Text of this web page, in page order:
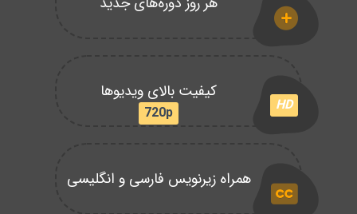
HD
کیفیت بالای ویدیوها
720p
همراه زیرنویس فارسی و انگلیسی